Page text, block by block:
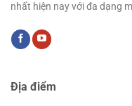
nhất hiện nay với đa dạng
Địa điểm